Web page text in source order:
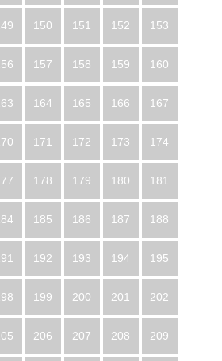
150 151 152 153
157 158 159 160
164 165 166 167
171 172 173 174
178 179 180 181
185 186 187 188
192 193 194 195
199 200 201 202
206 207 208 209